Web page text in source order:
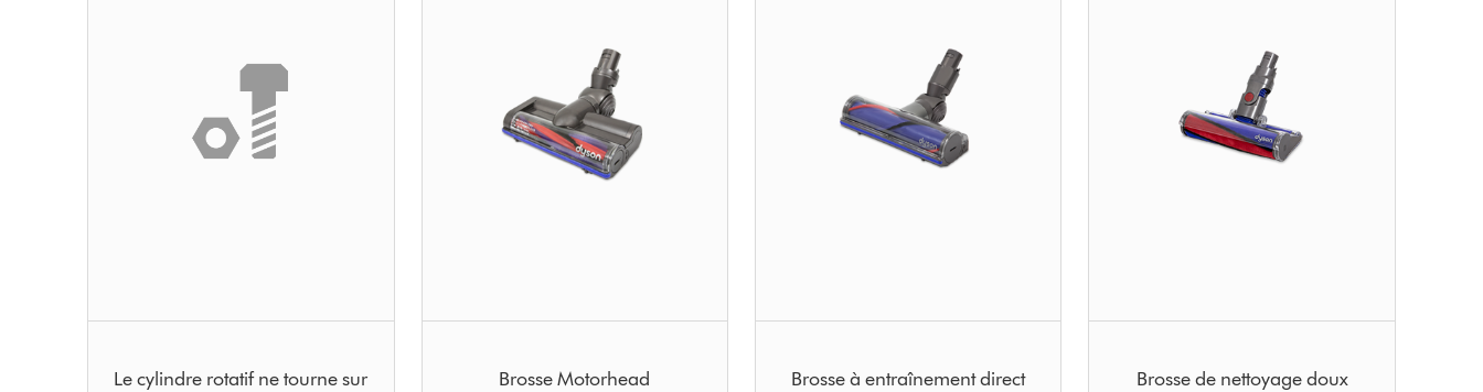
Le cylindre rotatif ne tourne sur
Brosse Motorhead Brosse à entraînement direct Brosse de nettoyage doux